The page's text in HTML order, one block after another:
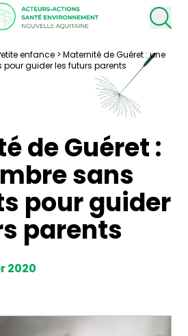
enfance > Maternité de Guéret : une
guider les futurs parents
de Guéret :
sans
pour guider
parents
2020